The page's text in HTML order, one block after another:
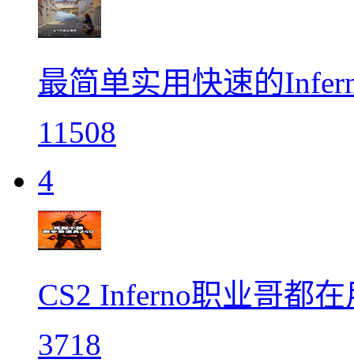
最简单实用快速的
11508
4
CS2 Inferno职业哥都
3718